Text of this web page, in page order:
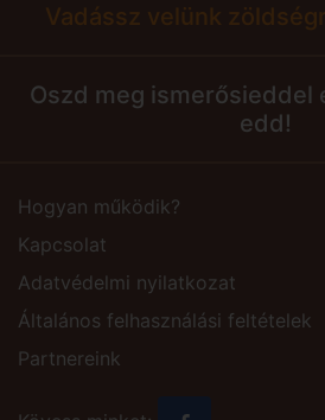
Vadássz velünk
Oszd meg ismerősieddel
edd!
Hogyan működik?
Kapcsolat
Adatvédelmi nyilatkozat
Általános felhasználási feltételek
Partnereink